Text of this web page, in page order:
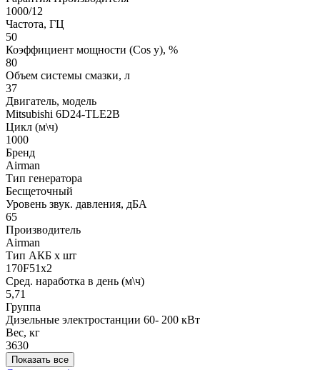
1000/12
Частота, ГЦ
50
Коэффициент мощности (Cos y), %
80
Объем системы смазки, л
37
Двигатель, модель
Mitsubishi 6D24-TLE2B
Цикл (м\ч)
1000
Бренд
Airman
Тип генератора
Бесщеточный
Уровень звук. давления, дБА
65
Производитель
Airman
Тип АКБ х шт
170F51x2
Сред. наработка в день (м\ч)
5,71
Группа
Дизельные электростанции 60- 200 кВт
Вес, кг
3630
Показать все